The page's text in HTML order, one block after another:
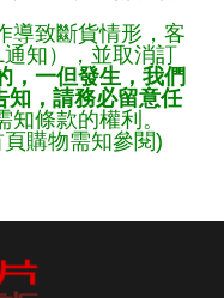
導致斷貨情形，客
知），並取消訂
，一但發生，我們
知，請務必留意任
條款的權利。
購物需知參閱)